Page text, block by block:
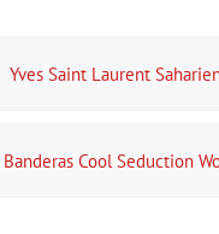
Yves Saint Laurent
Cool Seduction